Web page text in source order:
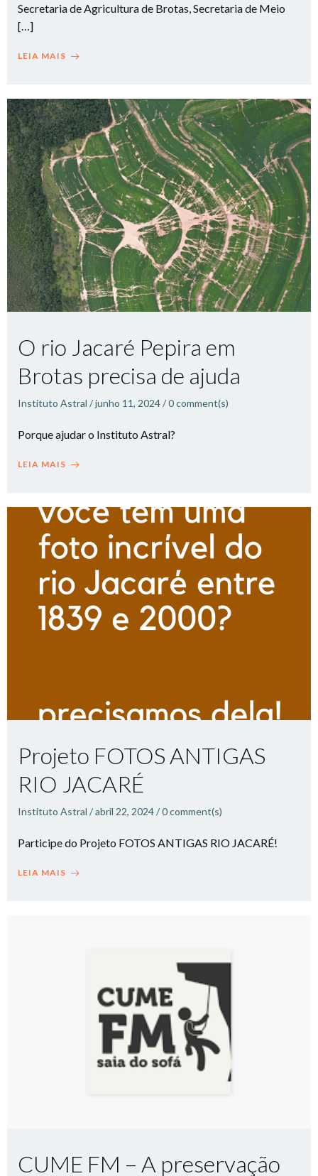
Secretaria de Agricultura de Brotas, Secretaria de Meio
[…]
LEIA MAIS
O rio Jacaré Pepira em
Brotas precisa de ajuda
Instituto Astral /junho 11, 2024/0comment(s)
Porque ajudar o Instituto Astral?
LEIA MAIS
Projeto FOTOS ANTIGAS
RIO JACARÉ
Instituto Astral /abril 22, 2024/0comment(s)
Participe do Projeto FOTOS ANTIGAS RIO JACARÉ!
LEIA MAIS
CUME FM – A preservação